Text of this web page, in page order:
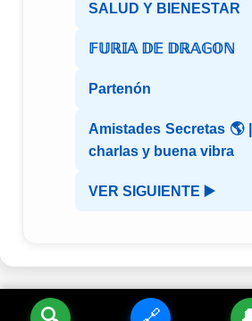
SALUD Y BIENESTAR
𝔽𝕌ℝ𝕀𝔸 𝔻𝔼 𝔻ℝ𝔸𝔾𝕆ℕ
Partenón
Amistades Secretas 🌎
charlas y buena vibra
VER SIGUIENTE ▶️